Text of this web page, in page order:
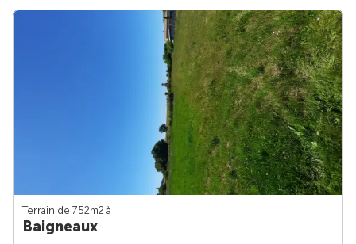
Terrain de 752m2 à
Baigneaux